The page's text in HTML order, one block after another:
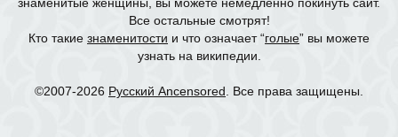
Все остальные смотрят!
Кто такие знаменитости и что означает “голые” вы можете
узнать на википедии.
©2007-2026 Русский Ancensored . Все права защищены.